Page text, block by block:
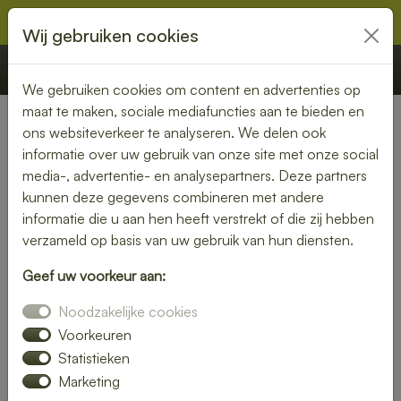
€ 0,00 Offerte Bestellen
Nederland» Zwartewaal
Lunch bezorgen in
Zwartewaal – smaakvol en
gemakkelijk
in Zwartewaal en geniet van verse gerechten op jouw
gewenste locatie. Van kleurrijke salades tot knapperige
broodjes – wij bezorgen jouw lunch vers en op tijd.
Plaats eenvoudig je bestelling online en laat je verrassen
Wij gebruiken cookies
We gebruiken cookies om content en advertenties op
maat te maken, sociale mediafuncties aan te bieden en
ons websiteverkeer te analyseren. We delen ook
informatie over uw gebruik van onze site met onze social
media-, advertentie- en analysepartners. Deze partners
kunnen deze gegevens combineren met andere
informatie die u aan hen heeft verstrekt of die zij hebben
verzameld op basis van uw gebruik van hun diensten.
Geef uw voorkeur aan:
Noodzakelijke cookies
Voorkeuren
Statistieken
Marketing